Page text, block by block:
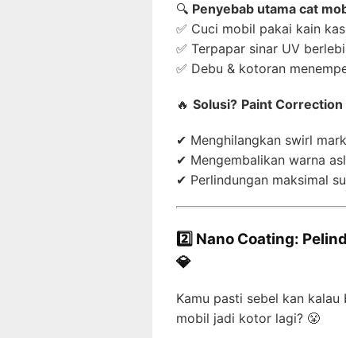
🔍 Penyebab utama cat
✅ Cuci mobil pakai kain
✅ Terpapar sinar UV
✅ Debu & kotoran
🔥 Solusi? Paint Correction
✔ Menghilangkan swirl
✔ Mengembalikan warna
✔ Perlindungan maksimal
2️⃣ Nano Coating:
💎
Kamu pasti sebel kan
mobil jadi kotor lagi? 😤